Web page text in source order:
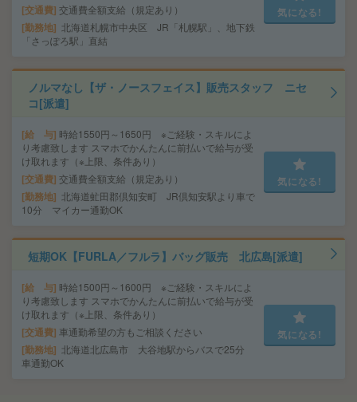
交通費 交通費全額支給（規定あり）
勤務地
北海道札幌市中央区 JR「札幌駅」、地下鉄
「さっぽろ駅」直結
気になる!
ノルマなし【ザ・ノースフェイス】販売スタッフ ニセ
コ[派遣]
給 与 時給1550円～1650円 ※ご経験・スキルによ
り考慮致します スマホでかんたんに前払いで給与が受
け取れます（※上限、条件あり）
交通費 交通費全額支給（規定あり）
勤務地
北海道虻田郡倶知安町 JR倶知安駅より車で
10分 マイカー通勤OK
気になる!
短期OK【FURLA／フルラ】バッグ販売 北広島[派遣]
給 与 時給1500円～1600円 ※ご経験・スキルによ
り考慮致します スマホでかんたんに前払いで給与が受
け取れます（※上限、条件あり）
交通費 車通勤希望の方もご相談ください
勤務地
北海道北広島市 大谷地駅からバスで25分
車通勤OK
気になる!